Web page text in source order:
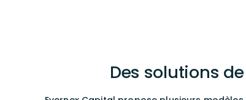
Des solutions